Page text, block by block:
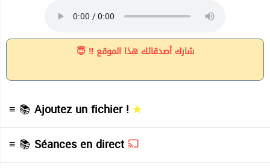
شارك أصدقائك هذا الموقع ‼ 😇
≡ 📚 Ajoutez un fichier !
≡ 📚 Séances en direct